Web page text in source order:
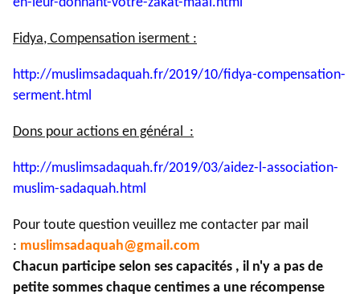
en-leur-donnant-votre-zakat-maal.html
Fidya, Compensation iserment :
http://muslimsadaquah.fr/2019/10/fidya-compensation-
serment.html
Dons pour actions en général :
http://muslimsadaquah.fr/2019/03/aidez-l-association-
muslim-sadaquah.html
Pour toute question veuillez me contacter par mail
: muslimsadaquah@gmail.com
Chacun participe selon ses capacités , il n'y a pas de
petite sommes chaque centimes a une récompense